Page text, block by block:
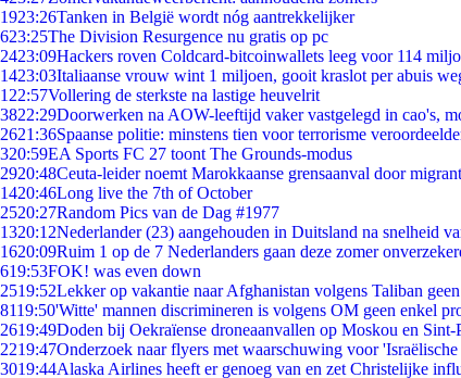
1923:26Tanken in België wordt nóg aantrekkelijker
623:25The Division Resurgence nu gratis op pc
2423:09Hackers roven Coldcard-bitcoinwallets leeg voor 114
1423:03Italiaanse vrouw wint 1 miljoen, gooit kraslot per abuis
1 22:57Vollering de sterkste na lastige heuvelrit
3822:29Doorwerken na AOW-leeftijd vaker vastgelegd in cao's,
2621:36Spaanse politie: minstens tien voor terrorisme
320:59EA Sports FC 27 toont The Grounds-modus
2920:48Ceuta-leider noemt Marokkaanse grensaanval door
1420:46Long live the 7th of October
2520:27Random Pics van de Dag #1977
1320:12Nederlander (23) aangehouden in Duitsland na snelheid
1620:09Ruim 1 op de 7 Nederlanders gaan deze zomer
619:53FOK! was even down
2519:52Lekker op vakantie naar Afghanistan volgens Taliban
8119:50'Witte' mannen discrimineren is volgens OM geen enkel
2619:49Doden bij Oekraïense droneaanvallen op Moskou en Sint-
2219:47Onderzoek naar flyers met waarschuwing voor
3019:44Alaska Airlines heeft er genoeg van en zet Christelijke